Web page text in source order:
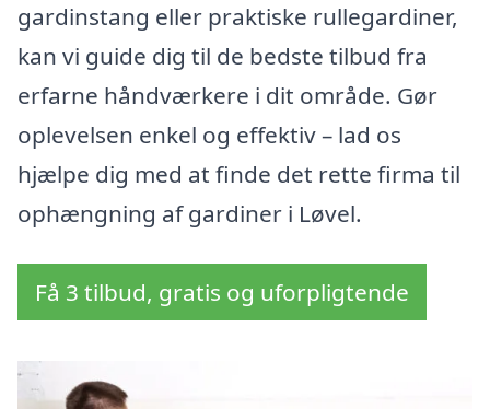
gardinstang eller praktiske rullegardiner,
kan vi guide dig til de bedste tilbud fra
erfarne håndværkere i dit område. Gør
oplevelsen enkel og effektiv – lad os
hjælpe dig med at finde det rette firma til
ophængning af gardiner i Løvel.
Få 3 tilbud, gratis og uforpligtende